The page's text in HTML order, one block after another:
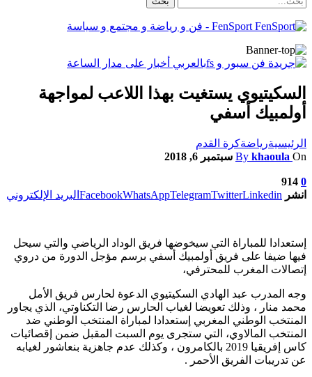
FenSport - فن و رياضة و مجتمع و سياسة
السكيتيوي يستغيت بهذا اللاعب لمواجهة
أولمبيك أسفي
الرئيسيةرياضةكرة القدم
By khaoula On سبتمبر 6, 2018
0
914
انشر
FacebookWhatsAppTelegramTwitterLinkedin البريد الإلكتروني
إستعدادا للمباراة التي سيخوضها فريق الوداد الرياضي والتي سيحل
فيها ضيفا على فريق أولمبيك أسفي برسم مؤجل الدورة من دروي
إتصالات المغرب للمحترفي،
وجه المدرب عبد الهادي السكيتيوي الدعوة لحارس فريق الأمل
محمد منار ، وذلك تعويضا لغياب الحارس رضا التكناوتي، الذي يجاور
المنتخب الوطني المغربي إستعدادا لمباراة المنتخب الوطني ضد
المنتخب المالاوي، التي ستجرى يوم السبت المقبل ضمن إقصائيات
كاس إفريقيا 2019 بالكامرون ، وكذلك عدم جاهزية بنعاشور لغيابه
عن تدريبات الفريق الأحمر .